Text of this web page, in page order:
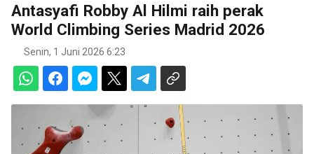
Antasyafi Robby Al Hilmi raih perak
World Climbing Series Madrid 2026
Senin, 1 Juni 2026 6:23